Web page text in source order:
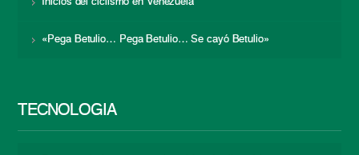
«Pega Betulio… Pega Betulio… Se cayó Betulio»
TECNOLOGÍA